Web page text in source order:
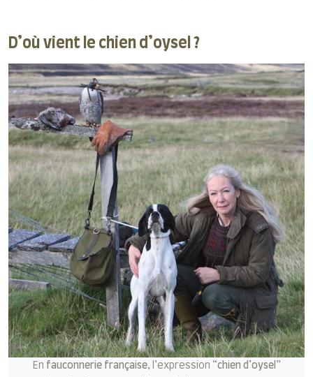
D’où vient le chien d’oysel ?
En fauconnerie française, l’expression “chien d’oysel ”